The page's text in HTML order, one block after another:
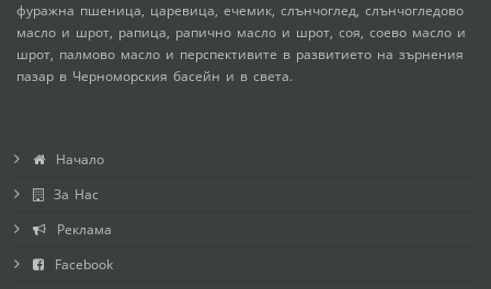
фуражна пшеница, царевица, ечемик, слънчоглед, слънчогледово
масло и шрот, рапица, рапично масло и шрот, соя, соево масло и
шрот, палмово масло и перспективите в развитието на зърнения
пазар в Черноморския басейн и в света.
Начало
За Нас
Реклама
Facebook